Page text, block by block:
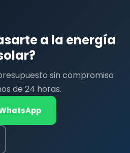
a la energía
sin compromiso
de 24 horas.